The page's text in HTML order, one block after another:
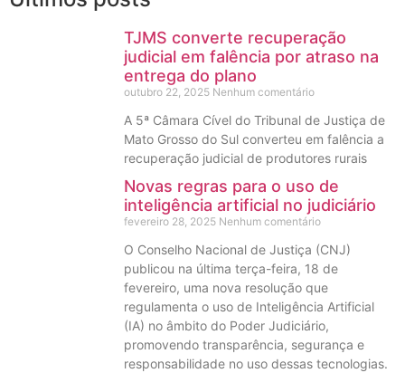
TJMS converte recuperação
judicial em falência por atraso na
entrega do plano
outubro 22, 2025 Nenhum comentário
A 5ª Câmara Cível do Tribunal de Justiça de
Mato Grosso do Sul converteu em falência a
recuperação judicial de produtores rurais
Novas regras para o uso de
inteligência artificial no judiciário
fevereiro 28, 2025 Nenhum comentário
O Conselho Nacional de Justiça (CNJ)
publicou na última terça-feira, 18 de
fevereiro, uma nova resolução que
regulamenta o uso de Inteligência Artificial
(IA) no âmbito do Poder Judiciário,
promovendo transparência, segurança e
responsabilidade no uso dessas tecnologias.